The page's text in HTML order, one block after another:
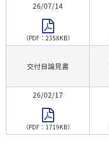
26/07/14
（PDF：2358KB）
交付目論見書
26/02/17
（PDF：1719KB）